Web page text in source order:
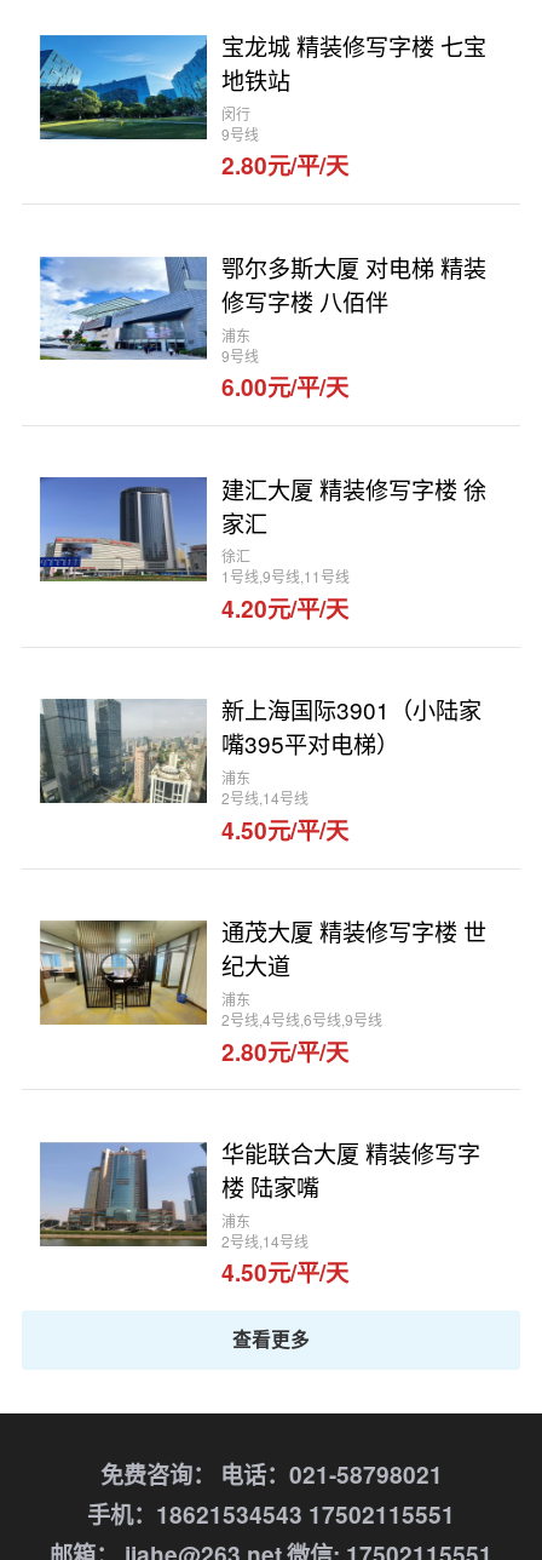
宝龙城 精装修写字楼 七宝
地铁站
闵行
9号线
2.80元/平/天
鄂尔多斯大厦 对电梯 精装
修写字楼 八佰伴
浦东
9号线
6.00元/平/天
建汇大厦 精装修写字楼 徐
家汇
徐汇
1号线,9号线,11号线
4.20元/平/天
新上海国际3901（小陆家
嘴395平对电梯）
浦东
2号线,14号线
4.50元/平/天
通茂大厦 精装修写字楼 世
纪大道
浦东
2号线,4号线,6号线,9号线
2.80元/平/天
华能联合大厦 精装修写字
楼 陆家嘴
浦东
2号线,14号线
4.50元/平/天
查看更多
免费咨询：
电话：021-58798021
手机：18621534543 17502115551